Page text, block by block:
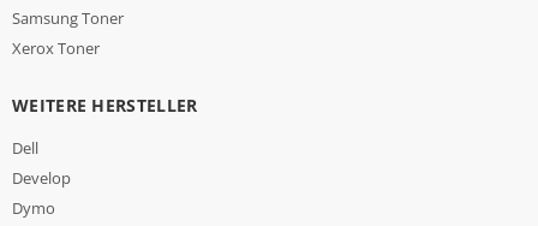
Samsung Toner
Xerox Toner
WEITERE HERSTELLER
Dell
Develop
Dymo